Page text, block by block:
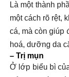
Là một thành
một cách rõ rệt,
cá, mà còn giúp
hoá, dưỡng da
– Trị mụn
Ở lớp biểu bì